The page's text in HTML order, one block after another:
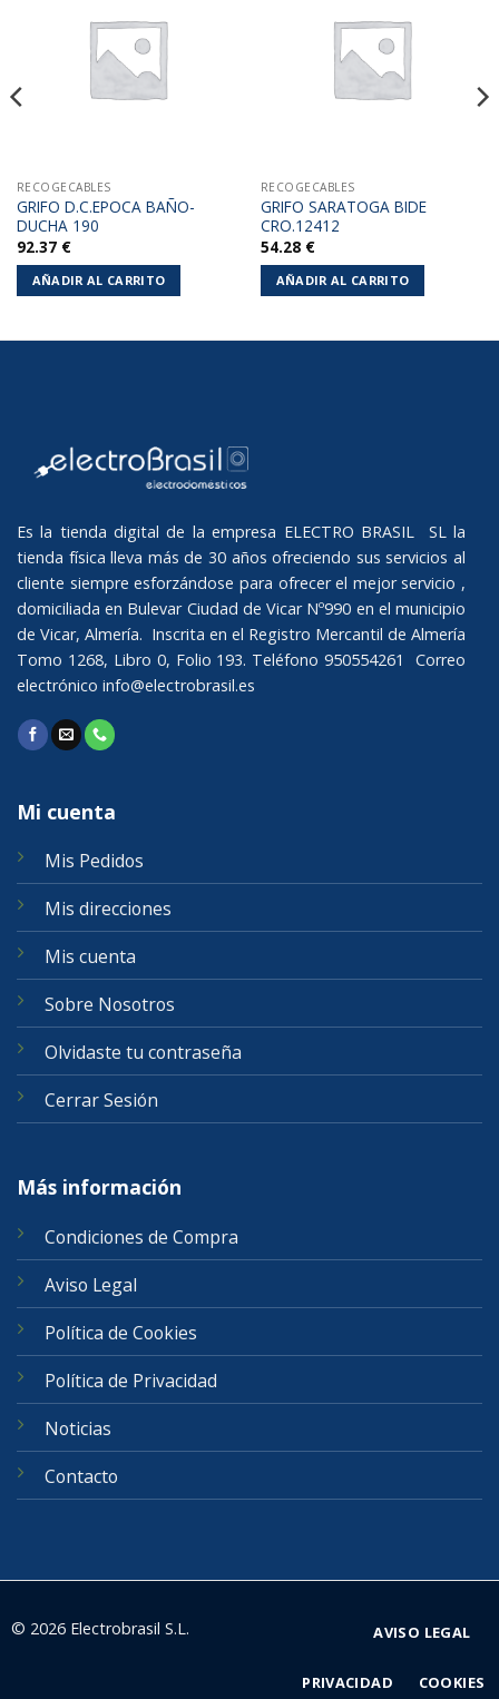
RECOGECABLES
GRIFO D.C.EPOCA BAÑO-
DUCHA 190
92.37 €
AÑADIR AL CARRITO
RECOGECABLES
GRIFO SARATOGA BIDE
CRO.12412
54.28 €
AÑADIR AL CARRITO
Es la tienda digital de la empresa ELECTRO BRASIL SL la
tienda física lleva más de 30 años ofreciendo sus servicios al
cliente siempre esforzándose para ofrecer el mejor servicio ,
domiciliada en Bulevar Ciudad de Vicar Nº990 en el municipio
de Vicar, Almería. Inscrita en el Registro Mercantil de Almería
Tomo 1268, Libro 0, Folio 193. Teléfono 950554261 Correo
electrónico info@electrobrasil.es
Mi cuenta
Mis Pedidos
Mis direcciones
Mis cuenta
Sobre Nosotros
Olvidaste tu contraseña
Cerrar Sesión
Más información
Condiciones de Compra
Aviso Legal
Política de Cookies
Política de Privacidad
Noticias
Contacto
© 2026 Electrobrasil S.L. AVISO LEGAL
PRIVACIDAD COOKIES